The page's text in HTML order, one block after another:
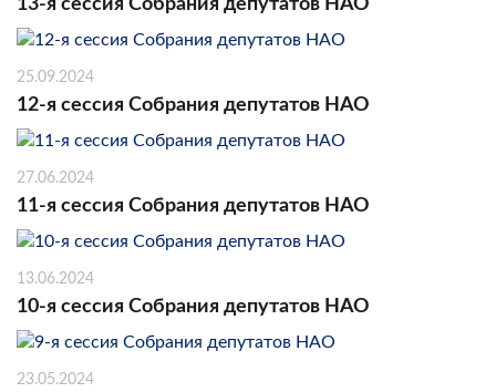
13-я сессия Собрания депутатов НАО
25.09.2024
12-я сессия Собрания депутатов НАО
27.06.2024
11-я сессия Собрания депутатов НАО
13.06.2024
10-я сессия Собрания депутатов НАО
23.05.2024